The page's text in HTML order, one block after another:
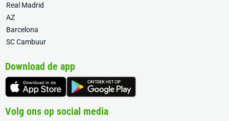
Real Madrid
AZ
Barcelona
SC Cambuur
Download de app
Volg ons op social media